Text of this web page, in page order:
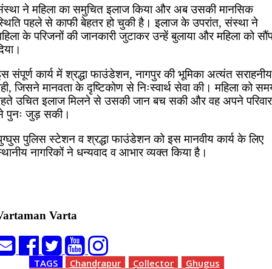
ने महिला का समुचित इलाज किया और अब उसकी मानसिक
पहले से काफी बेहतर हो चुकी है। इलाज के उपरांत, संस्था ने
के परिजनों की जानकारी जुटाकर उन्हें बुलाया और महिला को
संपूर्ण कार्य में श्रद्धा फाउंडेशन, नागपुर की भूमिका अत्यंत सराहनीय
जिसने मानवता के दृष्टिकोण से निःस्वार्थ सेवा की। महिला को
उचित इलाज मिलने से उसकी जान बच सकी और वह अपने परिवार
पुनः जुड़ सकी।
पुलिस स्टेशन व श्रद्धा फाउंडेशन को इस मानवीय कार्य के लिए
नागरिकों ने धन्यवाद व आभार व्यक्त किया है।
Varta
TAGS Chandrapur Collector
Ghugus